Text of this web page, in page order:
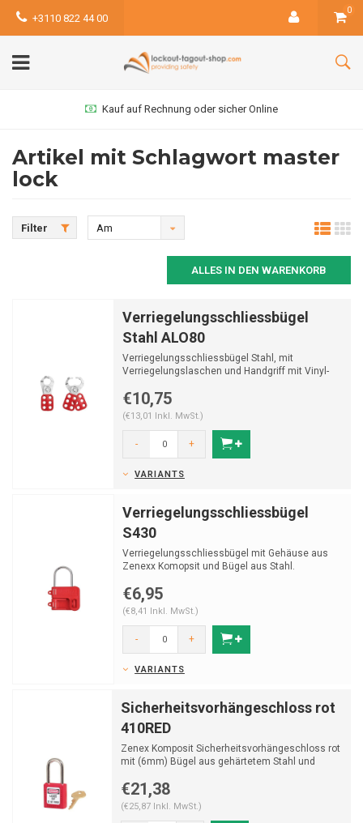
+3110 822 44 00
0
Kauf auf Rechnung oder sicher Online
Artikel mit Schlagwort master
lock
Filter
Am
ALLES IN DEN WARENKORB
Verriegelungsschliessbügel
Stahl ALO80
Verriegelungsschliessbügel Stahl, mit
Verriegelungslaschen und Handgriff mit Vinyl-
€10,75
(€13,01 Inkl. MwSt.)
- +
VARIANTS
Verriegelungsschliessbügel
S430
Verriegelungsschliessbügel mit Gehäuse aus
Zenexx Komopsit und Bügel aus Stahl.
€6,95
(€8,41 Inkl. MwSt.)
- +
VARIANTS
Sicherheitsvorhängeschloss rot
410RED
Zenex Komposit Sicherheitsvorhängeschloss rot
mit (6mm) Bügel aus gehärtetem Stahl und
€21,38
(€25,87 Inkl. MwSt.)